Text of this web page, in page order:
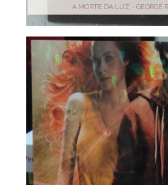
A MORTE DA LUZ - GEORGE